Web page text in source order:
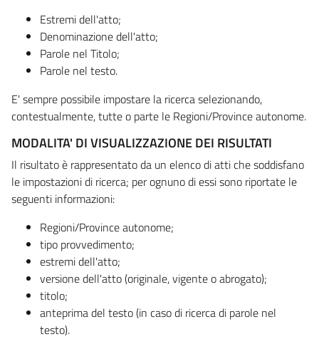
Estremi dell'atto;
Denominazione dell'atto;
Parole nel Titolo;
Parole nel testo.
E' sempre possibile impostare la ricerca selezionando,
contestualmente, tutte o parte le Regioni/Province autonome.
MODALITA' DI VISUALIZZAZIONE DEI RISULTATI
Il risultato è rappresentato da un elenco di atti che soddisfano
le impostazioni di ricerca; per ognuno di essi sono riportate le
seguenti informazioni:
Regioni/Province autonome;
tipo provvedimento;
estremi dell'atto;
versione dell'atto (originale, vigente o abrogato);
titolo;
anteprima del testo (in caso di ricerca di parole nel
testo).